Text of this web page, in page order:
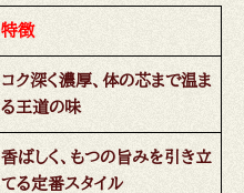
特徴
コク深く濃厚、体の芯まで温ま
る王道の味
香ばしく、もつの旨みを引き立
てる定番スタイル